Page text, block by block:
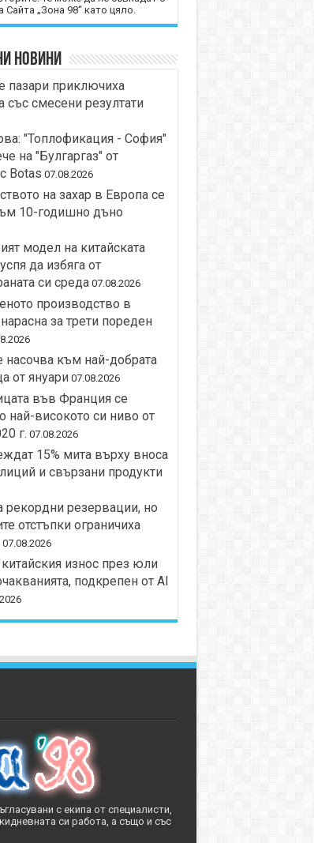
Сайта „Зона 98“ като цяло.
новини
пазари приключиха
със смесени резултати
"Топлофикация - София"
на "Булгаргаз" от
Botas 07.08.2026
на захар в Европа се
10-годишно дъно
модел на китайската
да избяга от
си среда 07.08.2026
производство в
за трети пореден
насочва към най-добрата
от януари 07.08.2026
във Франция се
най-високото си ниво от
г. 07.08.2026
15% мита върху вноса
и свързани продукти
рекордни резервации, но
отстъпки ограничиха
07.08.2026
износ през юли
подкрепен от AI
с екипа от специалисти,
си работа, а също и със